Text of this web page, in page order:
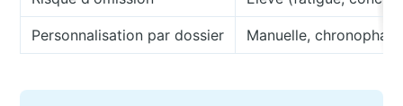
Personnalisation par dossier Manuelle,